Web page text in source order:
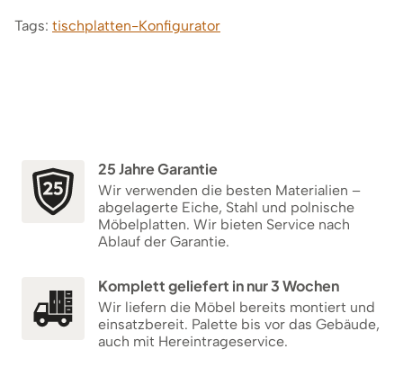
Tags: tischplatten-Konfigurator
25 Jahre Garantie
Wir verwenden die besten Materialien –
abgelagerte Eiche, Stahl und polnische
Möbelplatten. Wir bieten Service nach
Ablauf der Garantie.
Komplett geliefert in nur 3 Wochen
Wir liefern die Möbel bereits montiert und
einsatzbereit. Palette bis vor das Gebäude,
auch mit Hereintrageservice.